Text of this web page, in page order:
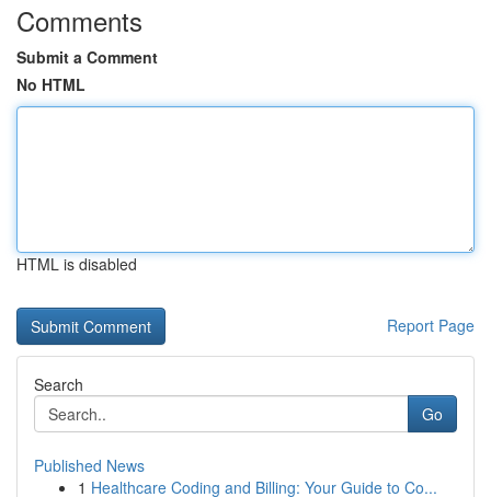
Comments
Submit a Comment
No HTML
HTML is disabled
Report Page
Search
Go
Published News
1 Healthcare Coding and Billing: Your Guide to Co...